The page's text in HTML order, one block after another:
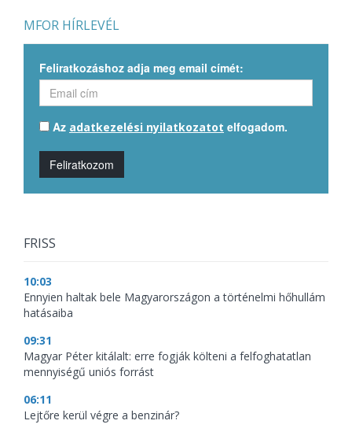
MFOR HÍRLEVÉL
Feliratkozáshoz adja meg email címét:
Az adatkezelési nyilatkozatot elfogadom.
Feliratkozom
FRISS
10:03
Ennyien haltak bele Magyarországon a történelmi hőhullám
hatásaiba
09:31
Magyar Péter kitálalt: erre fogják költeni a felfoghatatlan
mennyiségű uniós forrást
06:11
Lejtőre kerül végre a benzinár?